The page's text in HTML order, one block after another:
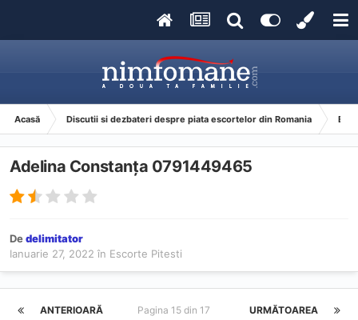
Acasă Discutii si dezbateri despre piata escortelor din Romania
Adelina Constanța 0791449465
Dedelimitator
Ianuarie 27, 2022 în Escorte Pitesti
ANTERIOARĂ URMĂTOAREA
Pagina 15 din 17